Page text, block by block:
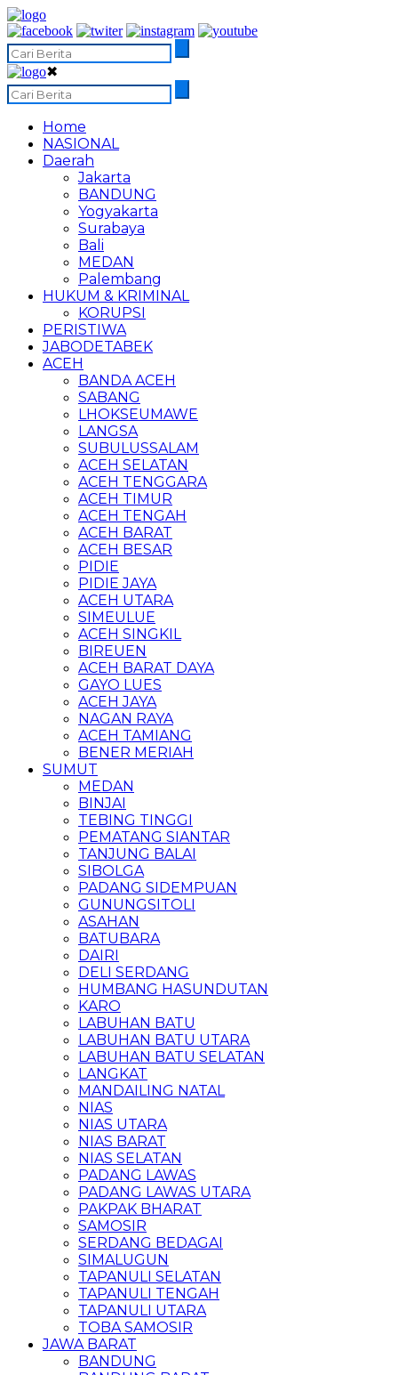
✖
Home
NASIONAL
Daerah
Jakarta
BANDUNG
Yogyakarta
Surabaya
Bali
MEDAN
Palembang
HUKUM & KRIMINAL
KORUPSI
PERISTIWA
JABODETABEK
ACEH
BANDA ACEH
SABANG
LHOKSEUMAWE
LANGSA
SUBULUSSALAM
ACEH SELATAN
ACEH TENGGARA
ACEH TIMUR
ACEH TENGAH
ACEH BARAT
ACEH BESAR
PIDIE
PIDIE JAYA
ACEH UTARA
SIMEULUE
ACEH SINGKIL
BIREUEN
ACEH BARAT DAYA
GAYO LUES
ACEH JAYA
NAGAN RAYA
ACEH TAMIANG
BENER MERIAH
SUMUT
MEDAN
BINJAI
TEBING TINGGI
PEMATANG SIANTAR
TANJUNG BALAI
SIBOLGA
PADANG SIDEMPUAN
GUNUNGSITOLI
ASAHAN
BATUBARA
DAIRI
DELI SERDANG
HUMBANG HASUNDUTAN
KARO
LABUHAN BATU
LABUHAN BATU UTARA
LABUHAN BATU SELATAN
LANGKAT
MANDAILING NATAL
NIAS
NIAS UTARA
NIAS BARAT
NIAS SELATAN
PADANG LAWAS
PADANG LAWAS UTARA
PAKPAK BHARAT
SAMOSIR
SERDANG BEDAGAI
SIMALUGUN
TAPANULI SELATAN
TAPANULI TENGAH
TAPANULI UTARA
TOBA SAMOSIR
JAWA BARAT
BANDUNG